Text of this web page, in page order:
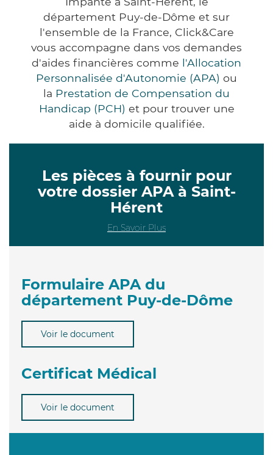
département Puy-de-Dôme et sur
l'ensemble de la France, Click&Care
vous accompagne dans vos demandes
d'aides financières comme l'Allocation
Personnalisée d'Autonomie (APA) ou
la Prestation de Compensation du
Handicap (PCH) et pour trouver une
aide à domicile qualifiée.
Les pièces à fournir pour
votre dossier APA à Saint-
Hérent
En Savoir Plus
Formulaire APA du
département Puy-de-Dôme
Voir le document
Certificat Médical
Voir le document